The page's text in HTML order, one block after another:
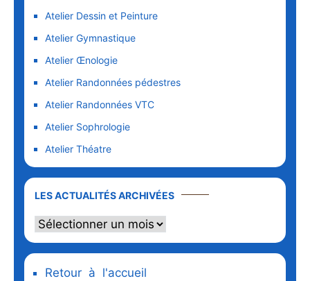
Atelier Dessin et Peinture
Atelier Gymnastique
Atelier Œnologie
Atelier Randonnées pédestres
Atelier Randonnées VTC
Atelier Sophrologie
Atelier Théatre
LES ACTUALITÉS ARCHIVÉES
Retour à l'accueil